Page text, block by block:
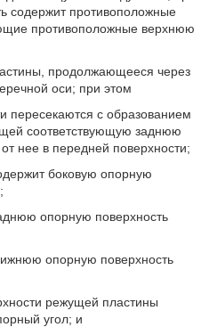
содержит противоположные
противоположные верхнюю
продолжающееся через
оси; при этом
пересекаются с образованием
соответствующую заднюю
нее в передней поверхности;
боковую опорную
опорную поверхность
опорную поверхность
режущей пластины
угол; и